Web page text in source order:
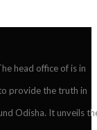
head office of is in
provide the truth in
Odisha. It unveils